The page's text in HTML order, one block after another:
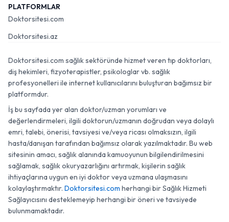
PLATFORMLAR
Doktorsitesi.com
Doktorsitesi.az
Doktorsitesi.com sağlık sektöründe hizmet veren tıp doktorları,
diş hekimleri, fizyoterapistler, psikologlar vb. sağlık
profesyonelleri ile internet kullanıcılarını buluşturan bağımsız bir
platformdur.
İş bu sayfada yer alan doktor/uzman yorumları ve
değerlendirmeleri, ilgili doktorun/uzmanın doğrudan veya dolaylı
emri, talebi, önerisi, tavsiyesi ve/veya ricası olmaksızın, ilgili
hasta/danışan tarafından bağımsız olarak yazılmaktadır. Bu web
sitesinin amacı, sağlık alanında kamuoyunun bilgilendirilmesini
sağlamak, sağlık okuryazarlığını artırmak, kişilerin sağlık
ihtiyaçlarına uygun en iyi doktor veya uzmana ulaşmasını
kolaylaştırmaktır. Doktorsitesi.com herhangi bir Sağlık Hizmeti
Sağlayıcısını desteklemeyip herhangi bir öneri ve tavsiyede
bulunmamaktadır.